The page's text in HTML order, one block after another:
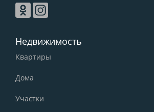
Недвижимость
Квартиры
Дома
Участки